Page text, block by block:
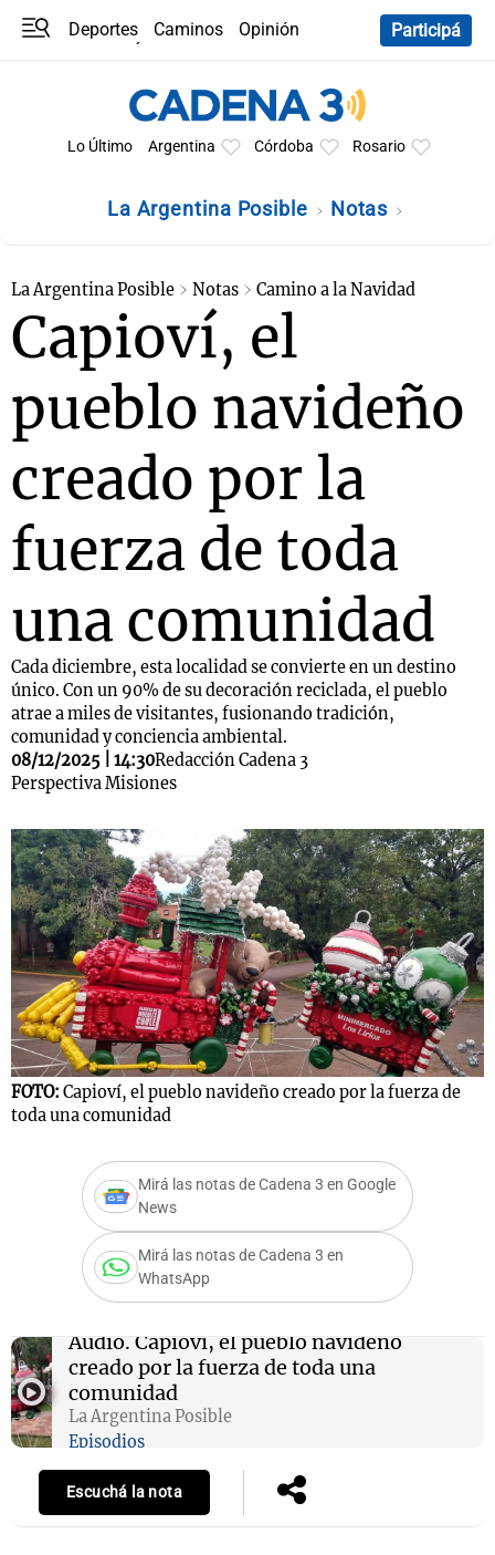
Deportes Caminos
Opinión
Participá
Lo Último Argentina Córdoba Rosario
La Argentina Posible Notas
La Argentina Posible Notas Camino a la Navidad
Capioví, el
pueblo navideño
creado por la
fuerza de toda
una comunidad
Cada diciembre, esta localidad se convierte en un destino
único. Con un 90% de su decoración reciclada, el pueblo
atrae a miles de visitantes, fusionando tradición,
comunidad y conciencia ambiental.
08/12/2025 | 14:30Redacción Cadena 3
Perspectiva Misiones
FOTO: Capioví, el pueblo navideño creado por la fuerza de
toda una comunidad
Mirá las notas de Cadena 3 en Google
News
Mirá las notas de Cadena 3 en
WhatsApp
Audio. Capioví, el pueblo navideño
creado por la fuerza de toda una
comunidad
La Argentina Posible
Episodios
Escuchá la nota
Notas
Mundial 2026
Notas
Cadena 3